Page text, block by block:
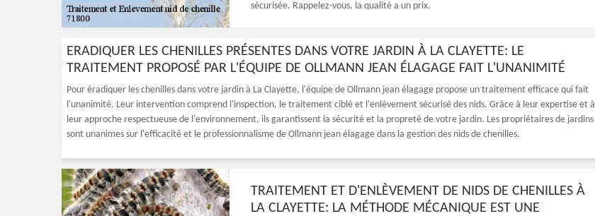
sécurisée. Rappelez-vous, la qualité a un prix.
ERADIQUER LES CHENILLES PRÉSENTES DANS VOTRE JARDIN À LA CLAYETTE: LE
TRAITEMENT PROPOSÉ PAR L'ÉQUIPE DE OLLMANN JEAN ÉLAGAGE FAIT L'UNANIMITÉ
Pour éradiquer les chenilles dans votre jardin à La Clayette, l'équipe de Ollmann jean élagage propose un traitement efficace qui fait
l'unanimité. Leur intervention comprend l'inspection, le traitement ciblé et l'enlèvement sécurisé des nids. Grâce à leur expertise et à
leur approche respectueuse de l'environnement, ils garantissent la sécurité et la propreté de votre jardin. Les propriétaires de jardins
sont unanimes sur l'efficacité et le professionnalisme de Ollmann jean élagage dans la gestion des nids de chenilles.
TRAITEMENT ET D'ENLÈVEMENT DE NIDS DE CHENILLES À
LA CLAYETTE: LA MÉTHODE MÉCANIQUE EST UNE